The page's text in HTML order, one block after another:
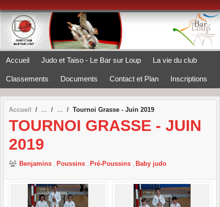
Accueil Judo et Taiso - Le Bar sur Loup La vie du club
Classements Documents Contact et Plan Inscriptions
Accueil Tournoi Grasse - Juin 2019
TOURNOI GRASSE - JUIN
2019
Benjamins Poussins Pré-Poussins Baby judo